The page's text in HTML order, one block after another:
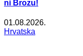
ni Brozu!
01.08.2026.
Hrvatska